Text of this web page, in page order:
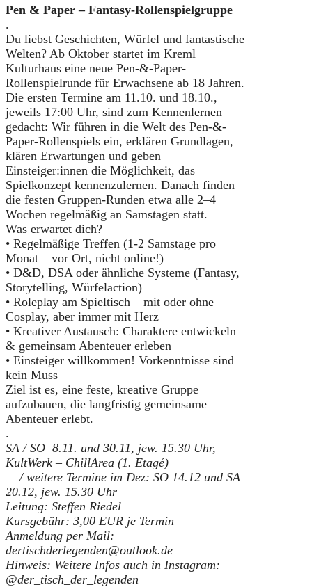
Pen & Paper – Fantasy-Rollenspielgruppe
.
Du liebst Geschichten, Würfel und fantastische
Welten? Ab Oktober startet im Kreml
Kulturhaus eine neue Pen-&-Paper-
Rollenspielrunde für Erwachsene ab 18 Jahren.
Die ersten Termine am 11.10. und 18.10.,
jeweils 17:00 Uhr, sind zum Kennenlernen
gedacht: Wir führen in die Welt des Pen-&-
Paper-Rollenspiels ein, erklären Grundlagen,
klären Erwartungen und geben
Einsteiger:innen die Möglichkeit, das
Spielkonzept kennenzulernen. Danach finden
die festen Gruppen-Runden etwa alle 2–4
Wochen regelmäßig an Samstagen statt.
Was erwartet dich?
• Regelmäßige Treffen (1-2 Samstage pro
Monat – vor Ort, nicht online!)
• D&D, DSA oder ähnliche Systeme (Fantasy,
Storytelling, Würfelaction)
• Roleplay am Spieltisch – mit oder ohne
Cosplay, aber immer mit Herz
• Kreativer Austausch: Charaktere entwickeln
& gemeinsam Abenteuer erleben
• Einsteiger willkommen! Vorkenntnisse sind
kein Muss
Ziel ist es, eine feste, kreative Gruppe
aufzubauen, die langfristig gemeinsame
Abenteuer erlebt.
.
SA / SO 8.11. und 30.11, jew. 15.30 Uhr,
KultWerk – ChillArea (1. Etagé)
/ weitere Termine im Dez: SO 14.12 und SA
20.12, jew. 15.30 Uhr
Leitung: Steffen Riedel
Kursgebühr: 3,00 EUR je Termin
Anmeldung per Mail:
dertischderlegenden@outlook.de
Hinweis: Weitere Infos auch in Instagram:
@der_tisch_der_legenden